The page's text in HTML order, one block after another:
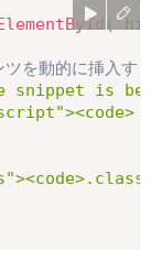
(
を動的に挿入す
snippet is